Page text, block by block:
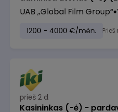
UAB „Global Film Group“
1200 - 4000 €/mėn.
prieš 2 d.
Kasininkas (-ė) -